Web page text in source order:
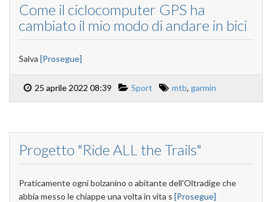
Come il ciclocomputer GPS ha
cambiato il mio modo di andare in bici
Salva [Prosegue]
25 aprile 2022 08:39 Sport mtb, garmin
Progetto "Ride ALL the Trails"
Praticamente ogni bolzanino o abitante dell'Oltradige che
abbia messo le chiappe una volta in vita s [Prosegue]